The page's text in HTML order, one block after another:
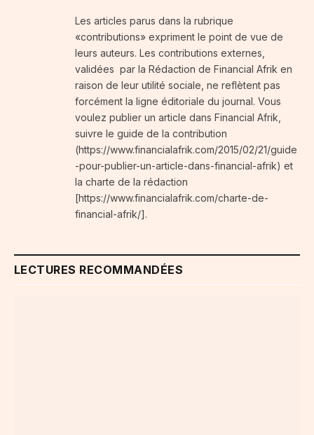
Les articles parus dans la rubrique
«contributions» expriment le point de vue de
leurs auteurs. Les contributions externes,
validées par la Rédaction de Financial Afrik en
raison de leur utilité sociale, ne reflètent pas
forcément la ligne éditoriale du journal. Vous
voulez publier un article dans Financial Afrik,
suivre le guide de la contribution
(https://www.financialafrik.com/2015/02/21/guide
-pour-publier-un-article-dans-financial-afrik) et
la charte de la rédaction
[https://www.financialafrik.com/charte-de-
financial-afrik/].
LECTURES RECOMMANDÉES